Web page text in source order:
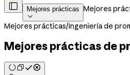
 Mejores prácticas

Mejores
Mejores prácticas/Ingeniería de
Mejores prácticas de